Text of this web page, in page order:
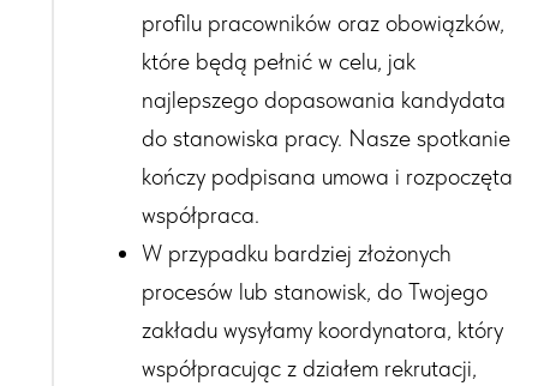
profilu pracowników oraz obowiązków,
które będą pełnić w celu, jak
najlepszego dopasowania kandydata
do stanowiska pracy. Nasze spotkanie
kończy podpisana umowa i rozpoczęta
współpraca.
W przypadku bardziej złożonych
procesów lub stanowisk, do Twojego
zakładu wysyłamy koordynatora, który
współpracując z działem rekrutacji,